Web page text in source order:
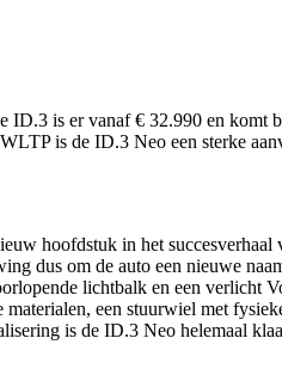
is er vanaf € 32.990 en komt
is de ID.3 Neo een sterke
hoofdstuk in het
dus om de auto een nieuwe
lichtbalk en een verlicht
een stuurwiel met
is de ID.3 Neo helemaal